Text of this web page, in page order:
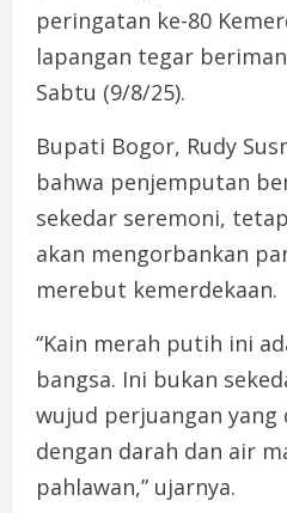
peringatan ke-80
lapangan tegar
Sabtu (9/8/25).
Bupati Bogor, Rudy
bahwa penjemputan
sekedar seremoni,
akan mengorbankan
merebut kemerdekaan.
“Kain merah putih ini
bangsa. Ini bukan
wujud perjuangan yang
dengan darah dan air
pahlawan,” ujarnya.